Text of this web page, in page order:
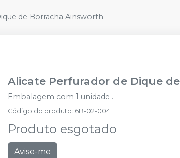
de Borracha Ainsworth
Alicate Perfurador de Dique
Embalagem com 1 unidade .
Código do produto: 6B-02-004
Produto esgotado
Avise-me